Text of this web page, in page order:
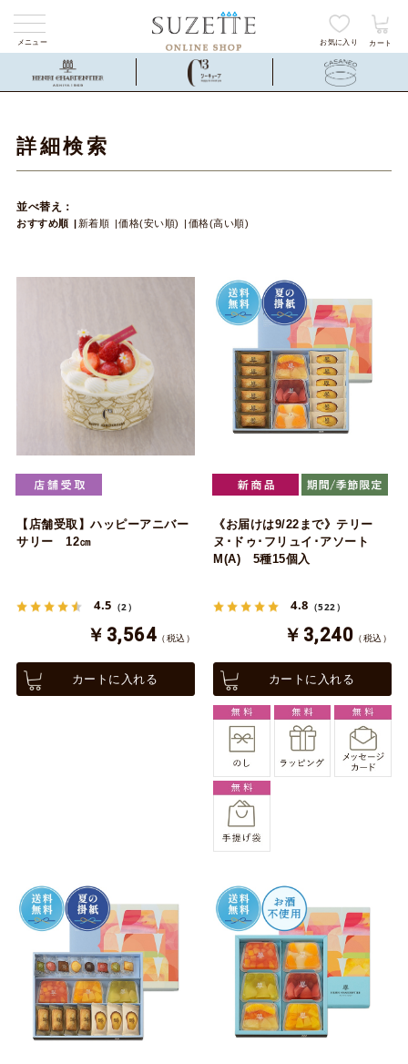
メニュー お気に入り カート
詳細検索
並べ替え：
おすすめ順 新着順 価格(安い順) 価格(高い順)
【店舗受取】ハッピーアニバー
サリー 12㎝
4.5 （2）
￥3,564 （税込）
カートに入れる
《お届けは9/22まで》テリー
ヌ･ドゥ･フリュイ･アソート
M(A) 5種15個入
4.8 （522）
￥3,240 （税込）
カートに入れる